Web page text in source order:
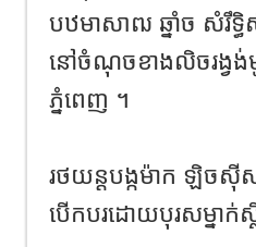
បឋមាសាឍ ឆ្នាំច សំរឹទ្
នៅចំណុចខាងលិចរង្វង់មូល
ភ្នំពេញ ។
រថយន្ដបង្កម៉ាក ឡិចសុី
បើកបរដោយបុរសម្នាក់ស្